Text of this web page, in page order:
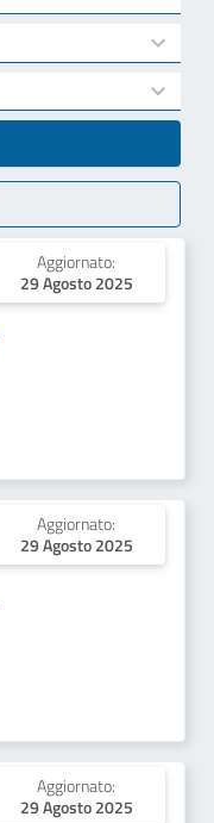
Aggiornato:
29 Agosto 2025
Aggiornato:
29 Agosto 2025
Aggiornato:
29 Agosto 2025